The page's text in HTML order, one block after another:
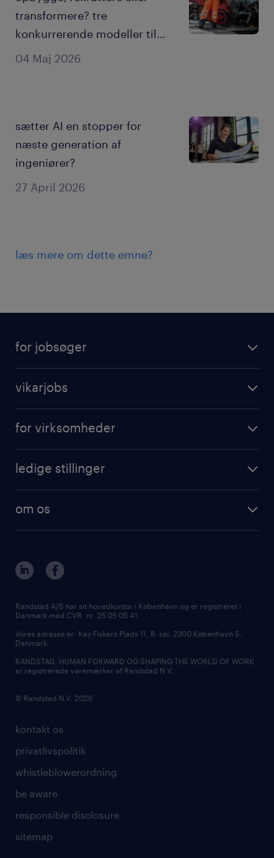
04 Maj 2026
transformere? tre
konkurrerende modeller til
udvikling af dit ingeniørteam
27 April 2026
sætter AI en stopper for
næste generation af
ingeniører?
læs mere om dette emne?
for jobsøger
vikarjobs
for virksomheder
ledige stillinger
om os
kontakt os
privatlivspolitik
whistleblowerordning
be aware
responsible disclosure
sitemap
Randstad A/S har sit hovedkontor i København og er registreret i
Danmark med CVR. nr. 25 05 05 41.
Vores adresse er: Kay Fiskers Plads 11, 8. sal, 2300 København S,
Danmark.
RANDSTAD, HUMAN FORWARD OG SHAPING THE WORLD OF WORK
er registrerede varemærker af Randstad N.V.
© Randstad N.V. 2026